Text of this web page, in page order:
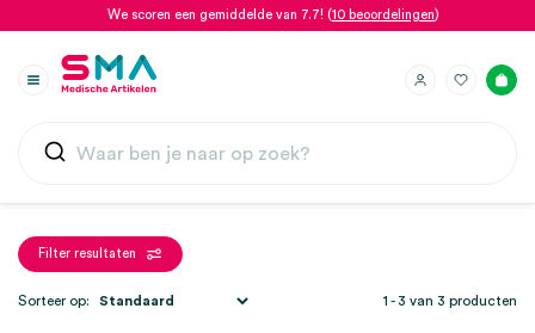
We scoren een gemiddelde van 7.7! (10 beoordelingen)
Filter resultaten
1 - 3 van 3 producten
Sorteer op: